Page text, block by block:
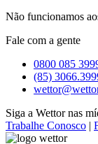
Não funcionamos
Fale com a gente
0800 085
(85)
Siga a Wettor nas
Trabalhe Conosco |